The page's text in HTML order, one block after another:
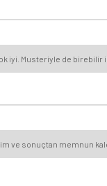
iyi. Musteriyle de
ve sonuçtan memnun